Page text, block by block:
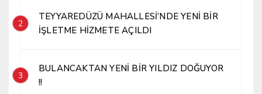
2
TEYYAREDÜZÜ MAHALLESİ’NDE YENİ BİR
İŞLETME HİZMETE AÇILDI
3
BULANCAKTAN YENİ BİR YILDIZ DOĞUYOR
!!